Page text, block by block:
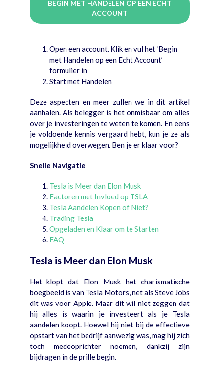
BEGIN MET HANDELEN OP EEN ECHT
ACCOUNT
Open een account. Klik en vul het ‘Begin
met Handelen op een Echt Account’
formulier in
Start met Handelen
Deze aspecten en meer zullen we in dit artikel
aanhalen. Als belegger is het onmisbaar om alles
over je investeringen te weten te komen. En eens
je voldoende kennis vergaard hebt, kun je ze als
mogelijkheid overwegen. Ben je er klaar voor?
Snelle Navigatie
Tesla is Meer dan Elon Musk
Factoren met Invloed op TSLA
Tesla Aandelen Kopen of Niet?
Trading Tesla
Opgeladen en Klaar om te Starten
FAQ
Tesla is Meer dan Elon Musk
Het klopt dat Elon Musk het charismatische
boegbeeld is van Tesla Motors, net als Steve Jobs
dit was voor Apple. Maar dit wil niet zeggen dat
hij alles is waarin je investeert als je Tesla
aandelen koopt. Hoewel hij niet bij de effectieve
opstart van het bedrijf aanwezig was, mag hij zich
toch medeoprichter noemen, dankzij zijn
bijdragen in de prille begin.